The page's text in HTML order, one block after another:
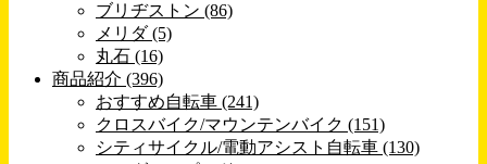
ブリヂストン (86)
メリダ (5)
丸石 (16)
商品紹介 (396)
おすすめ自転車 (241)
クロスバイク/マウンテンバイク (151)
シティサイクル/電動アシスト自転車 (130)